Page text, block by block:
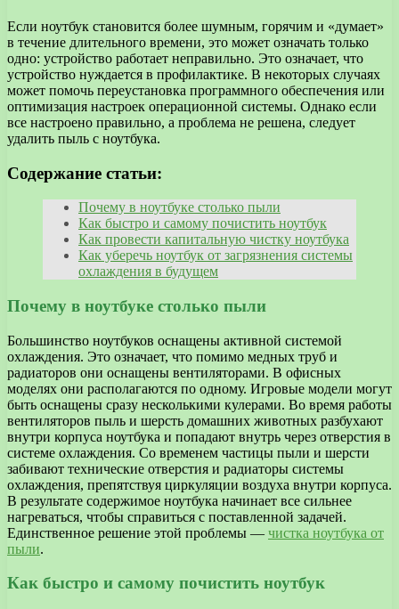
Если ноутбук становится более шумным, горячим и «думает»
в течение длительного времени, это может означать только
одно: устройство работает неправильно. Это означает, что
устройство нуждается в профилактике. В некоторых случаях
может помочь переустановка программного обеспечения или
оптимизация настроек операционной системы. Однако если
все настроено правильно, а проблема не решена, следует
удалить пыль с ноутбука.
Содержание статьи:
Почему в ноутбуке столько пыли
Как быстро и самому почистить ноутбук
Как провести капитальную чистку ноутбука
Как уберечь ноутбук от загрязнения системы
охлаждения в будущем
Почему в ноутбуке столько пыли
Большинство ноутбуков оснащены активной системой
охлаждения. Это означает, что помимо медных труб и
радиаторов они оснащены вентиляторами. В офисных
моделях они располагаются по одному. Игровые модели могут
быть оснащены сразу несколькими кулерами. Во время работы
вентиляторов пыль и шерсть домашних животных разбухают
внутри корпуса ноутбука и попадают внутрь через отверстия в
системе охлаждения. Со временем частицы пыли и шерсти
забивают технические отверстия и радиаторы системы
охлаждения, препятствуя циркуляции воздуха внутри корпуса.
В результате содержимое ноутбука начинает все сильнее
нагреваться, чтобы справиться с поставленной задачей.
Единственное решение этой проблемы — чистка ноутбука от
пыли.
Как быстро и самому почистить ноутбук